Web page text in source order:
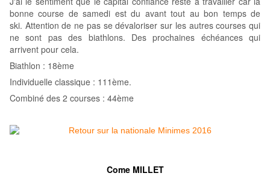
bonne course de samedi est du avant tout au bon temps de
ski. Attention de ne pas se dévaloriser sur les autres courses qui
ne sont pas des biathlons. Des prochaines échéances qui
arrivent pour cela.
Biathlon : 18ème
Individuelle classique : 111ème.
Combiné des 2 courses : 44ème
Come MILLET